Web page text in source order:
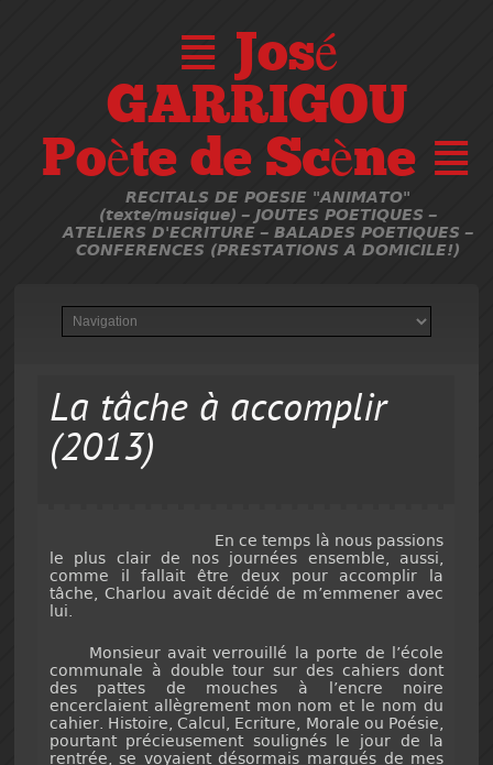
≣ José
GARRIGOU
Poète de Scène ≣
RECITALS DE POESIE "ANIMATO"
(texte/musique) – JOUTES POETIQUES –
ATELIERS D'ECRITURE – BALADES POETIQUES –
CONFERENCES (PRESTATIONS A DOMICILE!)
La tâche à accomplir
(2013)
En ce temps là nous passions
le plus clair de nos journées ensemble, aussi,
comme il fallait être deux pour accomplir la
tâche, Charlou avait décidé de m’emmener avec
lui.
Monsieur avait verrouillé la porte de l’école
communale à double tour sur des cahiers dont
des pattes de mouches à l’encre noire
encerclaient allègrement mon nom et le nom du
cahier. Histoire, Calcul, Ecriture, Morale ou Poésie,
pourtant précieusement soulignés le jour de la
rentrée, se voyaient désormais marqués de mes